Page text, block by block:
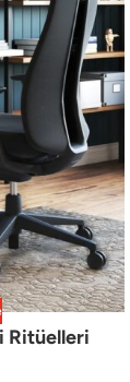
Ritüelleri